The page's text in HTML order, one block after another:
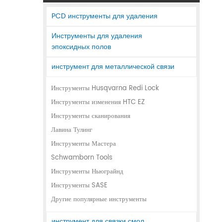
PCD инструменты для удаления
Инструменты для удаления
эпоксидных полов
инструмент для металлической связи
Инструменты Husqvarna Redi Lock
Инструменты изменения HTC EZ
Инструменты сканирования
Лавина Тулинг
Инструменты Мастера
Schwamborn Tools
Инструменты Ньюграйнд
Инструменты SASE
Другие популярные инструменты